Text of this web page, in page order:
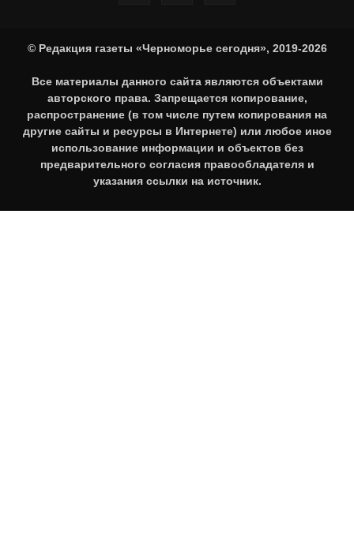
© Редакция газеты «Черноморье сегодня», 2019-2026
Все материалы данного сайта являются объектами
авторского права. Запрещается копирование,
распространение (в том числе путем копирования на
другие сайты и ресурсы в Интернете) или любое иное
использование информации и объектов без
предварительного согласия правообладателя и
указания ссылки на источник.